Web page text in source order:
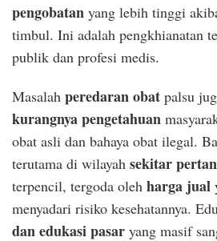
pengobatan yang lebih tinggi
timbul. Ini adalah pengkhianatan
publik dan profesi medis.
Masalah peredaran obat palsu
kurangnya pengetahuan
obat asli dan bahaya obat ilegal.
terutama di wilayah sekitar
terpencil, tergoda oleh harga jual
menyadari risiko kesehatannya.
dan edukasi pasar yang masif